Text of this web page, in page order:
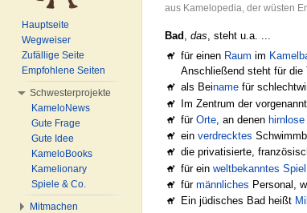
aus Kamelopedia, der wüsten
Bad das , steht u.a. ...
für einen Raum im
Anschließend steht für
als Beiname für
Im Zentrum der
fürOrte , an denen hirnlose
einverdrecktes
die privatisierte,
für einweltbekanntes Spiel
fürmännliches Personal,
Ein jüdisches Bad heißt
Hauptseite
Wegweiser
Zufällige Seite
Empfohlene Seiten
Schwesterprojekte
KameloNews
Gute Frage
Gute Idee
KameloBooks
Kamelionary
Spiele & Co.
Mitmachen